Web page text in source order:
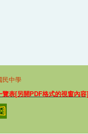
民中學
表[另開PDF格式的視窗內容]